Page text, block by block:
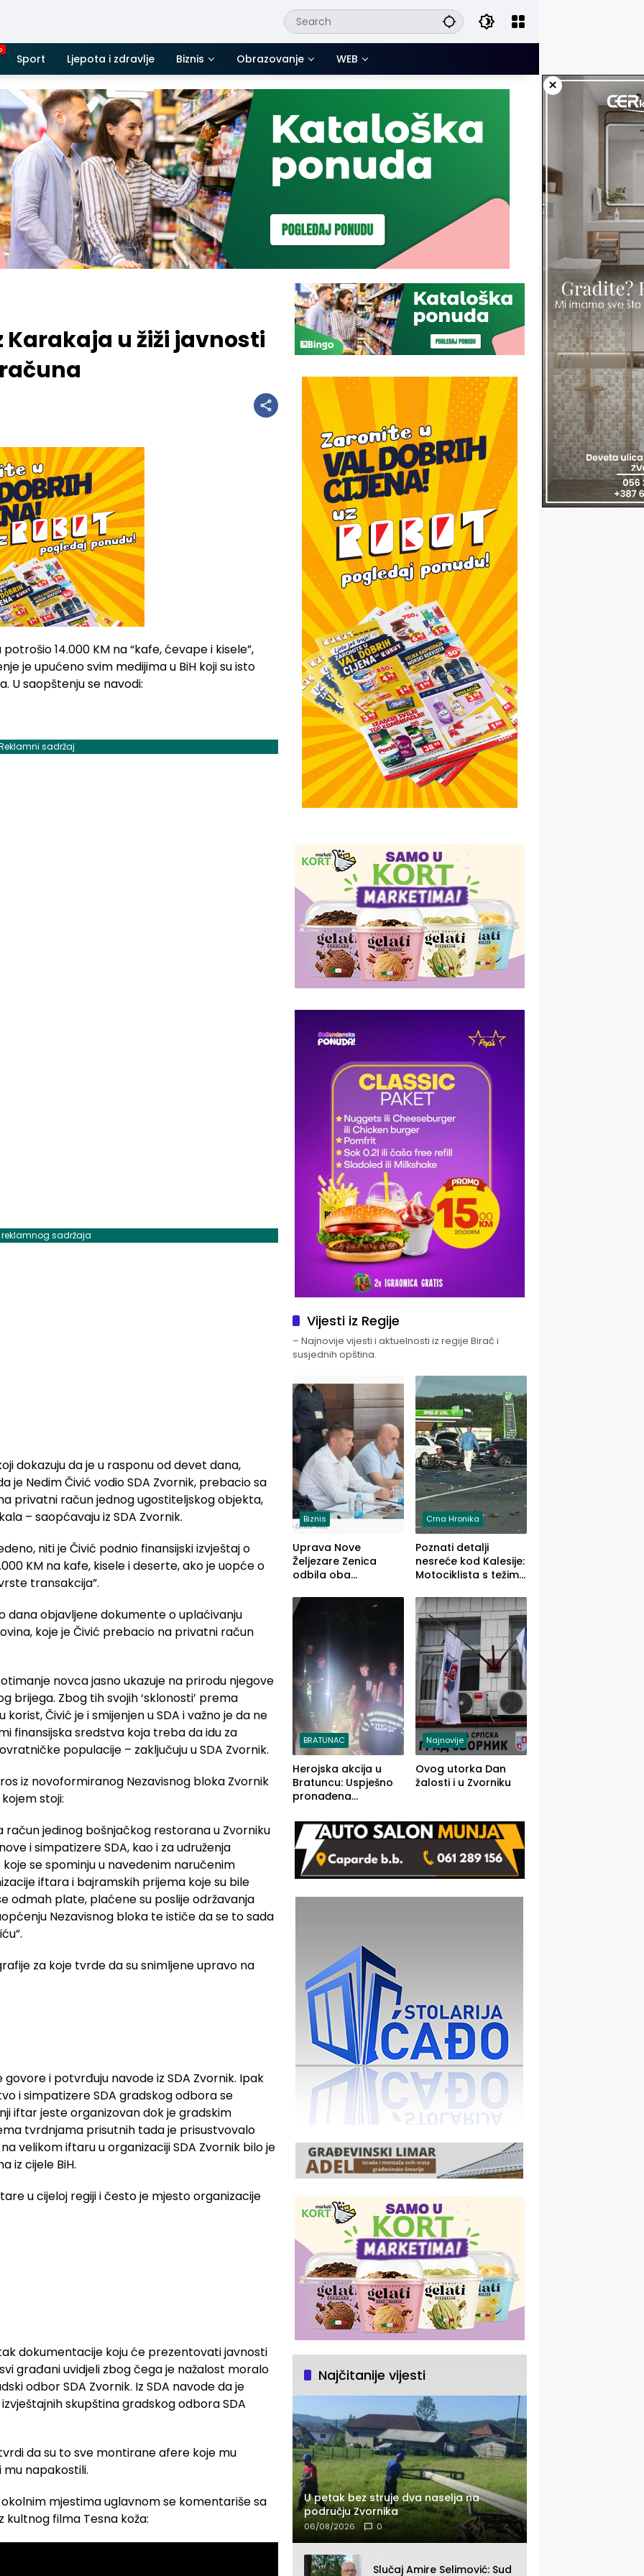
Sport Ljepota i zdravlje Biznis Obrazovanje WEB
×
u žiži javnosti
14.000 KM na “kafe, ćevape i kisele”,
je upućeno svim medijima u BiH koji su isto
U saopštenju se navodi:
sadržaj
reklamnog sadržaja
dokazuju da je u rasponu od devet dana,
je Nedim Čivić vodio SDA Zvornik, prebacio sa
privatni račun jednog ugostiteljskog objekta,
– saopćavaju iz SDA Zvornik.
niti je Čivić podnio finansijski izvještaj o
KM na kafe, kisele i deserte, ako je uopće o
transakcija”.
dana objavljene dokumente o uplaćivanju
koje je Čivić prebacio na privatni račun
novca jasno ukazuje na prirodu njegove
brijega. Zbog tih svojih ‘sklonosti’ prema
Čivić je i smijenjen u SDA i važno je da ne
finansijska sredstva koja treba da idu za
populacije – zaključuju u SDA Zvornik.
iz novoformiranog Nezavisnog bloka Zvornik
stoji:
jedinog bošnjačkog restorana u Zvorniku
i simpatizere SDA, kao i za udruženja
se spominju u navedenim naručenim
iftara i bajramskih prijema koje su bile
odmah plate, plaćene su poslije održavanja
Nezavisnog bloka te ističe da se to sada
za koje tvrde da su snimljene upravo na
i potvrđuju navode iz SDA Zvornik. Ipak
i simpatizere SDA gradskog odbora se
iftar jeste organizovan dok je gradskim
tvrdnjama prisutnih tada je prisustvovalo
velikom iftaru u organizaciji SDA Zvornik bilo je
iz cijele BiH.
u cijeloj regiji i često je mjesto organizacije
dokumentacije koju će prezentovati javnosti
građani uvidjeli zbog čega je nažalost moralo
odbor SDA Zvornik. Iz SDA navode da je
skupština gradskog odbora SDA
da su to sve montirane afere koje mu
mu napakostili.
mjestima uglavnom se komentariše sa
filma Tesna koža:
Vijesti iz Regije
– Najnovije vijesti i aktuelnosti iz regije Birač i
susjednih opština.
Biznis
Uprava Nove
Željezare Zenica
odbila oba
FBiH: Ustrajni da je
stečaj jedino rješenje
Crna Hronika
Poznati detalji
nesreće kod Kalesije:
Motociklista s težim,
lakšim povredama
BRATUNAC
Herojska akcija u
Bratuncu: Uspješno
pronađena
a Ivanka Lazić,
rodom iz Kravice.
Najnovije
Ovog utorka Dan
žalosti i u Zvorniku
Najčitanije vijesti
U petak bez struje dva naselja na
području Zvornika
06/08/2026 0
Slučaj Amire Selimović: Sud